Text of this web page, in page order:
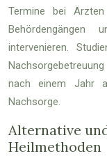
Termine bei
Behördengängen
intervenieren.
nach einem Jahr
Nachsorge.
Alternative
Heilmethoden